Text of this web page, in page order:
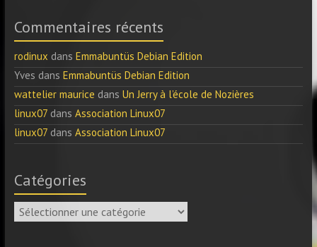
Commentaires récents
rodinux dans Emmabuntüs Debian Edition
Yves dans Emmabuntüs Debian Edition
wattelier maurice dans Un Jerry à l’école de Nozières
linux07dans Association Linux07
linux07dans Association Linux07
Catégories
Catégories